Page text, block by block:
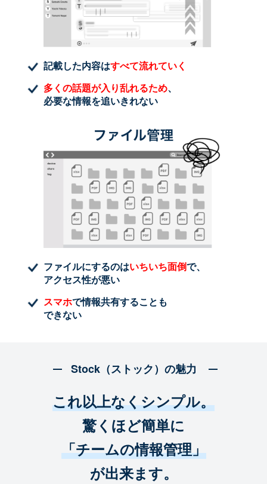
記載した内容はすべて流れていく
多くの話題が入り乱れるため、
必要な情報を追いきれない
ファイルにするのはいちいち面倒で、
アクセス性が悪い
スマホで情報共有することも
できない
Stock（ストック）の魅力
これ以上なくシンプル。
驚くほど簡単に
「チームの情報管理」
が出来ます。